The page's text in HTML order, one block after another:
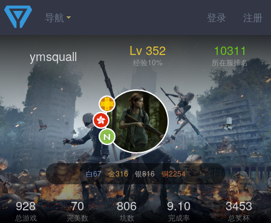
登录 注册
导航
ymsquall Lv 352
经验10%
10311
所在服排名
白67 金316 银816 铜2254
928
总游戏
70
完美数
806
坑数
9.10
完成率
3453
总奖杯